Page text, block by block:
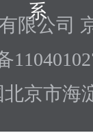
系
限公司
京市海